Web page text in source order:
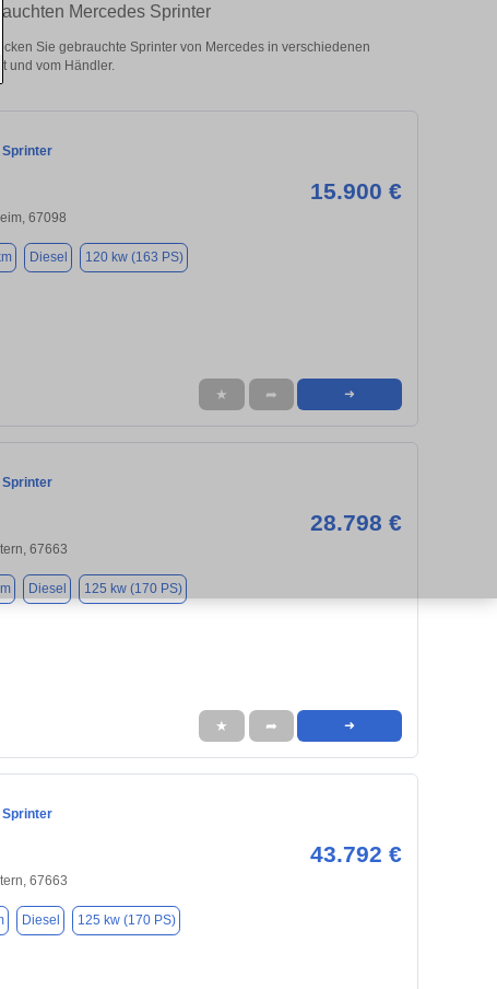
Mercedes Sprinter
Sie gebrauchte Sprinter von Mercedes in verschiedenen
und vom Händler.
15.900 €
67098
Diesel 120 kw (163 PS)
★ ➦ ➜
28.798 €
67663
Diesel 125 kw (170 PS)
★ ➦ ➜
43.792 €
67663
Diesel 125 kw (170 PS)